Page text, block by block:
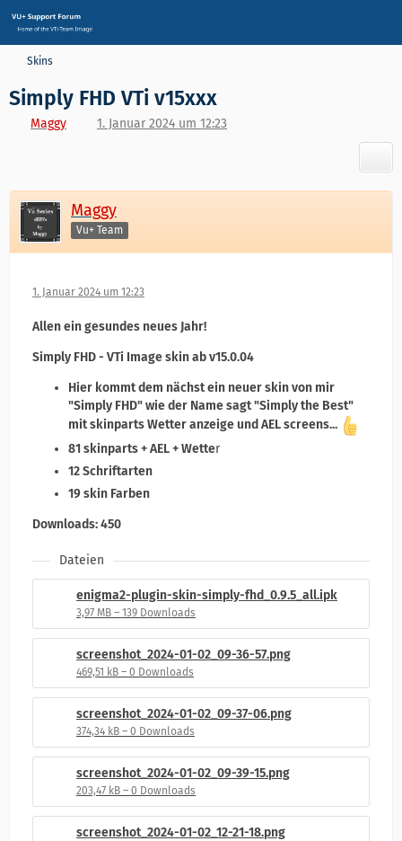
Skins
Simply FHD VTi v15xxx
Maggy 1. Januar 2024 um 12:23
Maggy
Vu+ Team
1. Januar 2024 um 12:23
Allen ein gesundes neues Jahr!
Simply FHD - VTi Image skin ab v15.0.04
Hier kommt dem nächst ein neuer skin von mir
"Simply FHD" wie der Name sagt "Simply the Best"
mit skinparts Wetter anzeige und AEL screens...
81 skinparts + AEL + Wetter
12 Schriftarten
19 skin Farben
Downloads: 450
Dateien
enigma2-plugin-skin-simply-fhd_0.9.5_all.ipk
3,97 MB – 139 Downloads
screenshot_2024-01-02_09-36-57.png
469,51 kB – 0 Downloads
screenshot_2024-01-02_09-37-06.png
374,34 kB – 0 Downloads
screenshot_2024-01-02_09-39-15.png
203,47 kB – 0 Downloads
screenshot_2024-01-02_12-21-18.png